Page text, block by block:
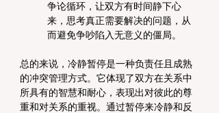
争论循环，让双方有时间静下心
来，思考真正需要解决的问题，从
而避免争吵陷入无意义的僵局。
总的来说，冷静暂停是一种负责任且成熟
的冲突管理方式。它体现了双方在关系中
所具有的智慧和耐心，表现出对彼此的尊
重和对关系的重视。通过暂停来冷静和反